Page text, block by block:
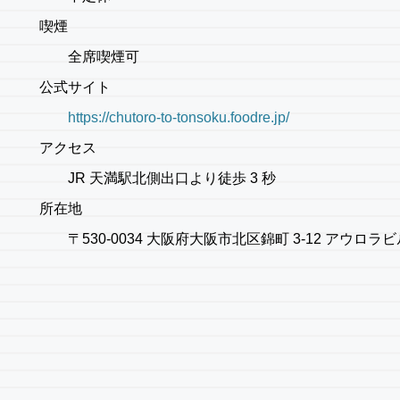
喫煙
全席喫煙可
公式サイト
https://chutoro-to-tonsoku.foodre.jp/
アクセス
JR 天満駅北側出口より徒歩 3 秒
所在地
〒530-0034 大阪府大阪市北区錦町 3-12 アウロラ